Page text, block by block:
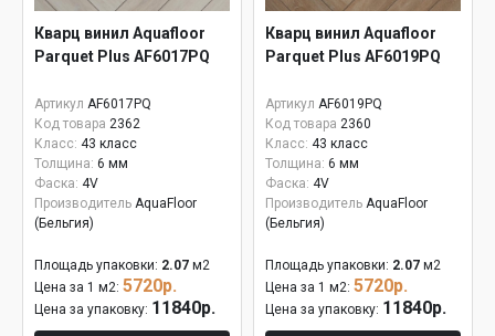
Кварц винил Aquafloor
Parquet Plus AF6017PQ
Артикул AF6017PQ
Код товара 2362
Класс: 43 класс
Толщина: 6 мм
Фаска: 4V
Производитель AquaFloor
(Бельгия)
Площадь упаковки: 2.07 м2
Цена за 1 м2: 5720р.
Цена за упаковку: 11840р.
Кварц винил Aquafloor
Parquet Plus AF6019PQ
Артикул AF6019PQ
Код товара 2360
Класс: 43 класс
Толщина: 6 мм
Фаска: 4V
Производитель AquaFloor
(Бельгия)
Площадь упаковки: 2.07 м2
Цена за 1 м2: 5720р.
Цена за упаковку: 11840р.